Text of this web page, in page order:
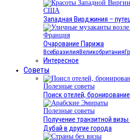
США
Западная Вирджиния –
Франция
Очарование Парижа
ВсеБразилияВеликобритания
Интересное
Cоветы
Полезные советы
Поиск отелей,
Полезные советы
Получение транзитной
Дубай в другие города